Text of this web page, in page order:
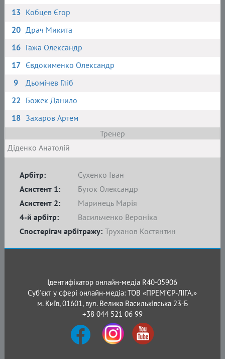
13 Кобцев Єгор
20 Драч Микита
16 Гажа Олександр
17 Євдокименко Олександр
9
Дьомічев Гліб
22 Божек Данило
18 Захаров Артем
Тренер
Діденко Анатолій
Арбітр:
Сухенко Іван
Асистент 1:
Буток Олександр
Асистент 2:
Маринець Марія
4-й арбітр:
Васильченко Вероніка
Спостерігач арбітражу: Труханов Костянтин
Ідентифікатор онлайн-медіа R40-05906
Суб'єкт у сфері онлайн-медіа: ТОВ «ПРЕМ’ЄР-ЛІГА.»
м. Київ, 01601, вул. Велика Васильківська 23-Б
+38 044 521 06 99